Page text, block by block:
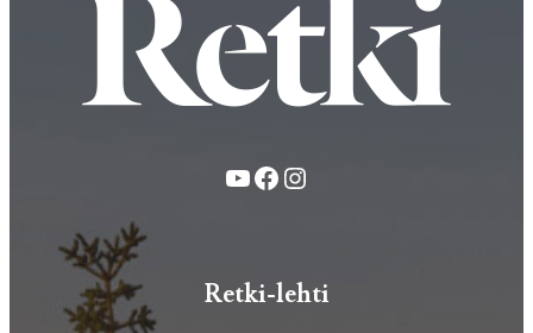
YouTube
FacebookInstagram
Retki-lehti